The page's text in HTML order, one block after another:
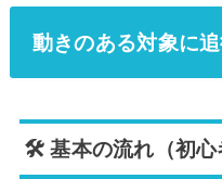
動きのある対象に
🛠 基本の流れ（初心